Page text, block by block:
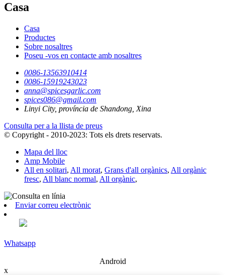
Casa
Casa
Productes
Sobre nosaltres
Poseu -vos en contacte amb nosaltres
0086-13563910414
0086-15919243023
anna@spicesgarlic.com
spices086@gmail.com
Linyi City, província de Shandong, Xina
Consulta per a la llista de preus
© Copyright - 2010-2023: Tots els drets reservats.
Mapa del lloc
Amp Mobile
All en solitari, All morat, Grans d'all orgànics, All orgànic
fresc, All blanc normal, All orgànic,
Enviar correu electrònic
Whatsapp
Android
x